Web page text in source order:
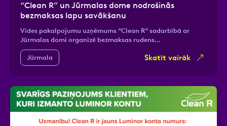
“Clean R” un Jūrmalas dome nodrošinās
bezmaksas lapu savākšanu
Vides pakalpojumu uzņēmums “Clean R” sadarbībā ar
Jūrmalas domi organizē bezmaksas rudens…
Jūrmala Skatīt vairāk